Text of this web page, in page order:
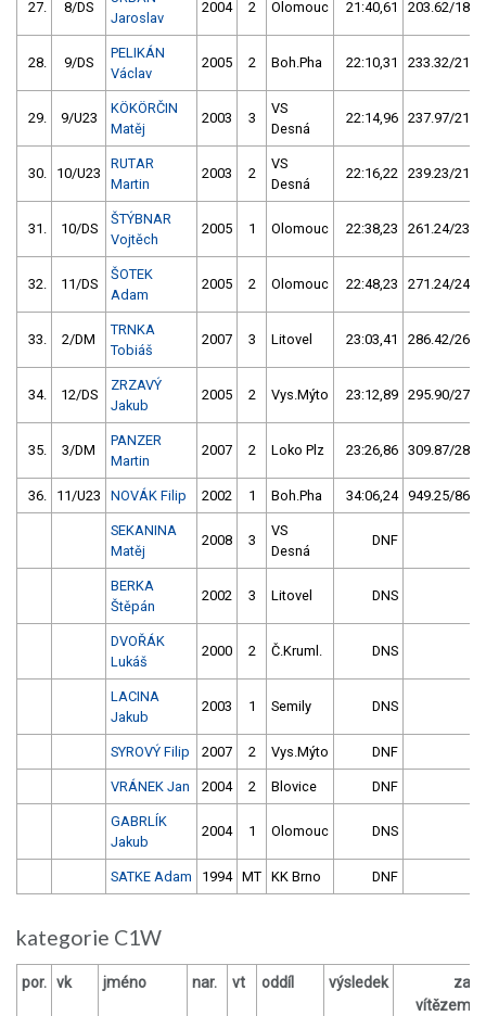
27. 8/DS
Jaroslav
2004 2 Olomouc 21:40,61 203.62/18,6
28. 9/DS
PELIKÁN
Václav
2005 2 Boh.Pha 22:10,31 233.32/21,3
29. 9/U23
KÖKÖRČIN
Matěj
2003 3
VS
Desná
22:14,96 237.97/21,7
30. 10/U23
RUTAR
Martin
2003 2
VS
Desná
22:16,22 239.23/21,8
31. 10/DS
ŠTÝBNAR
Vojtěch
2005 1 Olomouc 22:38,23 261.24/23,8
32. 11/DS
ŠOTEK
Adam
2005 2 Olomouc 22:48,23 271.24/24,7
33. 2/DM
TRNKA
Tobiáš
2007 3 Litovel 23:03,41 286.42/26,1
34. 12/DS
ZRZAVÝ
Jakub
2005 2 Vys.Mýto 23:12,89 295.90/27,0
35. 3/DM
PANZER
Martin
2007 2 Loko Plz 23:26,86 309.87/28,2
36. 11/U23 NOVÁK Filip 2002 1 Boh.Pha 34:06,24 949.25/86,5
SEKANINA
Matěj
2008 3
VS
Desná
DNF
BERKA
Štěpán
2002 3 Litovel DNS
DVOŘÁK
Lukáš
2000 2 Č.Kruml. DNS
LACINA
Jakub
2003 1 Semily DNS
SYROVÝ Filip 2007 2 Vys.Mýto DNF
VRÁNEK Jan 2004 2 Blovice DNF
GABRLÍK
Jakub
2004 1 Olomouc DNS
SATKE Adam 1994 MT KK Brno DNF
kategorie C1W
por. vk jméno nar. vt oddíl výsledek
za
vítězem